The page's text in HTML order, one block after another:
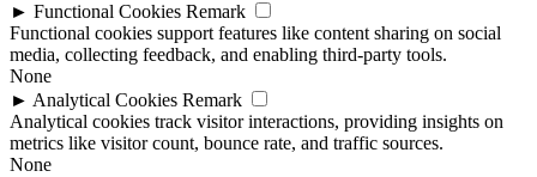
► Functional Cookies Remark
Functional cookies support features like content sharing on social
media, collecting feedback, and enabling third-party tools.
None
► Analytical Cookies Remark
Analytical cookies track visitor interactions, providing insights on
metrics like visitor count, bounce rate, and traffic sources.
None